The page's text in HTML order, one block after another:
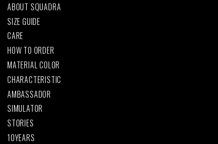
ABOUT SQUADRA
SIZE GUIDE
CARE
HOW TO ORDER
MATERIAL COLOR
CHARACTERISTIC
AMBASSADOR
SIMULATOR
STORIES
10YEARS